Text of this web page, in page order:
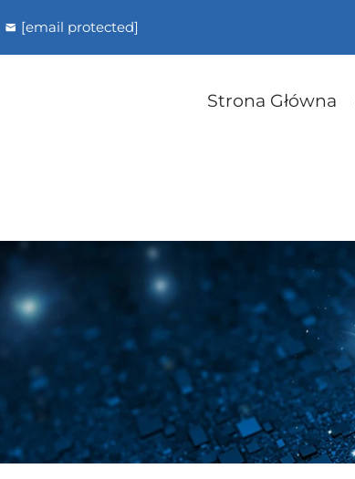
[email protected]
Strona Główna